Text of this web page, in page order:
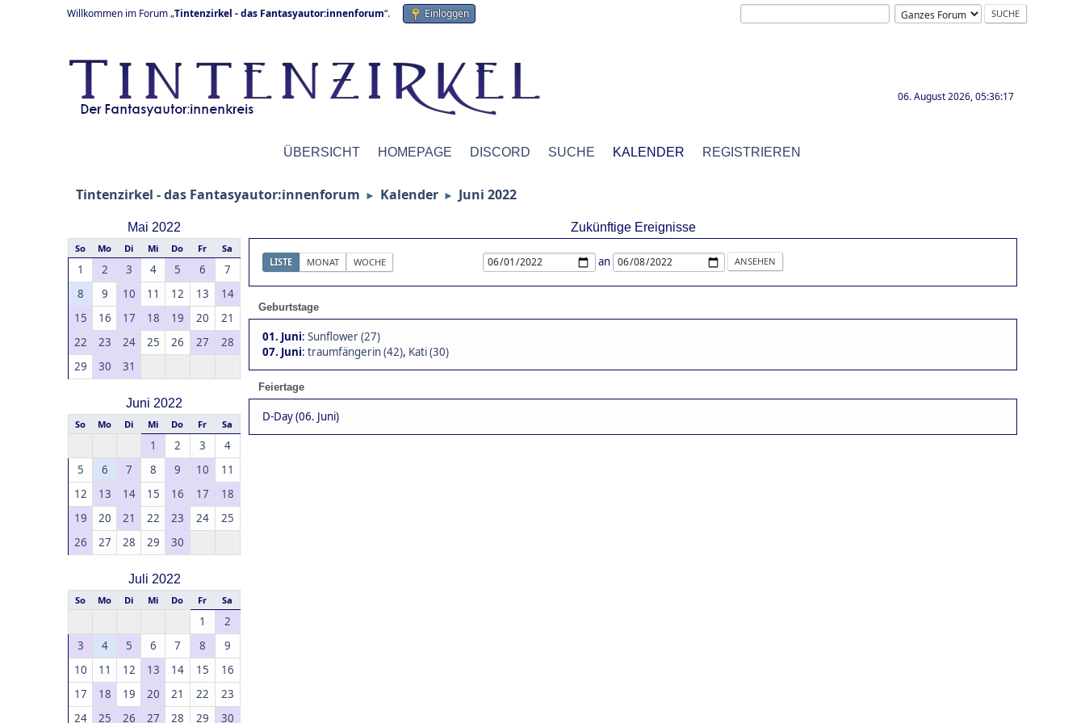
Willkommen im Forum „Tintenzirkel - das Fantasyautor:innenforum“. Einloggen
06. August 2026, 05:36:17
ÜBERSICHT HOMEPAGE DISCORD SUCHE KALENDER REGISTRIEREN
Tintenzirkel - das Fantasyautor:innenforum ► Kalender ► Juni 2022
Mai 2022
So Mo Di Mi Do Fr Sa
1 2 3 4 5 6
7
8
9 10 11 12 13
14
15
16 17 18 19 20
21
22
23 24 25 26 27
28
29
30 31
Juni 2022
So Mo Di Mi Do Fr Sa
1 2 3
4
5
6 7 8 9 10
11
12
13 14 15 16 17
18
19
20 21 22 23 24
25
26
27 28 29 30
Juli 2022
So Mo Di Mi Do Fr Sa
1
2
3
4 5 6 7 8
9
10
11 12 13 14 15
16
17
18 19 20 21 22
23
24
25 26 27 28 29 30
Zukünftige Ereignisse
LISTE MONAT WOCHE an
Geburtstage
01. Juni: Sunflower (27)
07. Juni: traumfängerin (42), Kati (30)
Feiertage
D-Day (06. Juni)